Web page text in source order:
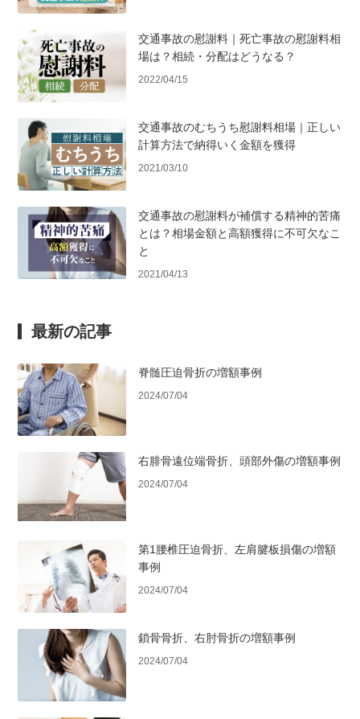
交通事故の慰謝料｜死亡事故の慰謝料相
場は？相続・分配はどうなる？
2022/04/15
交通事故のむちうち慰謝料相場｜正しい
計算方法で納得いく金額を獲得
2021/03/10
交通事故の慰謝料が補償する精神的苦痛
とは？相場金額と高額獲得に不可欠なこ
と
2021/04/13
最新の記事
脊髄圧迫骨折の増額事例
2024/07/04
右腓骨遠位端骨折、頭部外傷の増額事例
2024/07/04
第1腰椎圧迫骨折、左肩腱板損傷の増額
事例
2024/07/04
鎖骨骨折、右肘骨折の増額事例
2024/07/04